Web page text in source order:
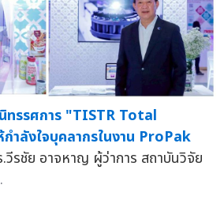
ทรรศการ "TISTR Total
ำลังใจบุคลากรในงาน ProPak
รชัย อาจหาญ ผู้ว่าการ สถาบันวิจัย